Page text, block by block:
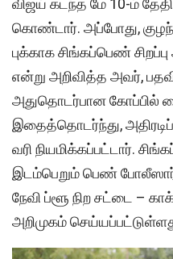
விஜய் கடந்த மே 10-ம்
கொண்​டார். அப்போது,
புக்​காக சிங்​கப்​பெண்
என்று அறி​வித்த அவர்,
அதுதொடர்​பான கோப்​பில்
இதைத்தொடர்ந்​து,
வரி நியமிக்​கப்​பட்​டார்.
இடம்​பெறும் பெண்
நேவி ப்ளூ நிற சட்டை –
அறி​முகம்